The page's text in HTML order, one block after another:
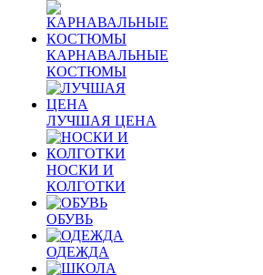
КАРНАВАЛЬНЫЕ
КОСТЮМЫ
ЛУЧШАЯ ЦЕНА
НОСКИ И
КОЛГОТКИ
ОБУВЬ
ОДЕЖДА